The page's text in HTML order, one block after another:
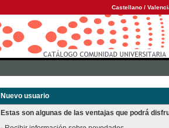
Castellano /
Nuevo usuario
Estas son algunas de las ventajas que podrá